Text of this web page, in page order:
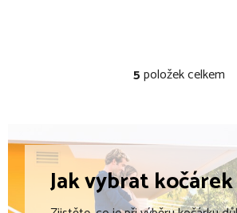
O
d
a
c
í
5položek celkem
Jak vybratkočárek